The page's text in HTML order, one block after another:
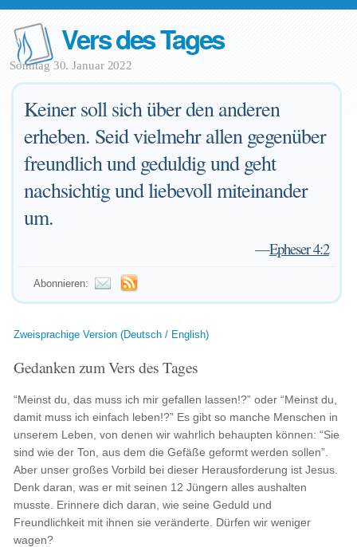
Vers des Tages
Sonntag 30. Januar 2022
Keiner soll sich über den anderen
erheben. Seid vielmehr allen gegenüber
freundlich und geduldig und geht
nachsichtig und liebevoll miteinander
um.
—Epheser 4:2
Abonnieren:
Zweisprachige Version (Deutsch / English)
Gedanken zum Vers des Tages
“Meinst du, das muss ich mir gefallen lassen!?” oder “Meinst du,
damit muss ich einfach leben!?” Es gibt so manche Menschen in
unserem Leben, von denen wir wahrlich behaupten können: “Sie
sind wie der Ton, aus dem die Gefäße geformt werden sollen”.
Aber unser großes Vorbild bei dieser Herausforderung ist Jesus.
Denk daran, was er mit seinen 12 Jüngern alles aushalten
musste. Erinnere dich daran, wie seine Geduld und
Freundlichkeit mit ihnen sie veränderte. Dürfen wir weniger
wagen?